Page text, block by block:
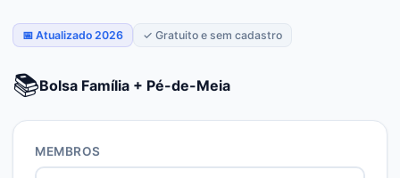
📅 Atualizado 2026 ✓ Gratuito e sem cadastro
📚Bolsa Família + Pé-de-Meia
MEMBROS